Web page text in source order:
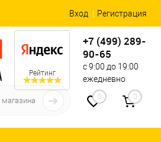
Вход Регистрация
Рейтинг
+7 (499) 289-
90-65
с 9:00 до 19:00
ежедневно
0 0